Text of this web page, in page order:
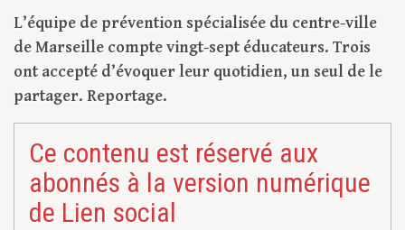
L’équipe de prévention spécialisée du centre-ville
de Marseille compte vingt-sept éducateurs. Trois
ont accepté d’évoquer leur quotidien, un seul de le
partager. Reportage.
Ce contenu est réservé aux
abonnés à la version numérique
de Lien social